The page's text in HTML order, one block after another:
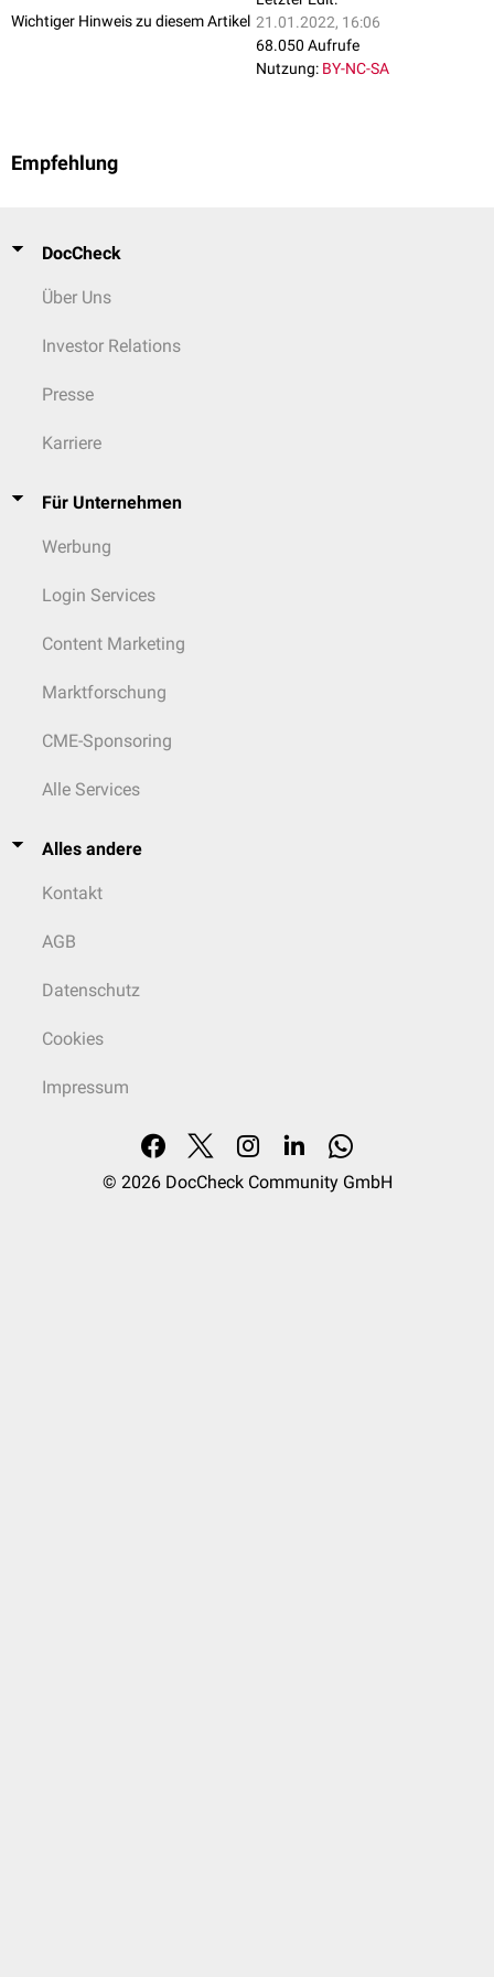
Wichtiger Hinweis zu diesem Artikel 21.01.2022, 16:06
68.050 Aufrufe
Nutzung: BY-NC-SA
Empfehlung
DocCheck
Über Uns
Investor Relations
Presse
Karriere
Für Unternehmen
Werbung
Login Services
Content Marketing
Marktforschung
CME-Sponsoring
Alle Services
Alles andere
Kontakt
AGB
Datenschutz
Cookies
Impressum
© 2026 DocCheck Community GmbH